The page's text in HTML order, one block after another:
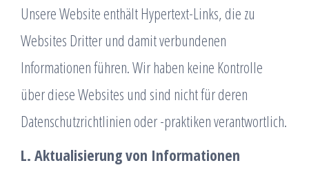
Unsere Website enthält Hypertext-Links, die zu
Websites Dritter und damit verbundenen
Informationen führen. Wir haben keine Kontrolle
über diese Websites und sind nicht für deren
Datenschutzrichtlinien oder -praktiken verantwortlich.
L. Aktualisierung von Informationen